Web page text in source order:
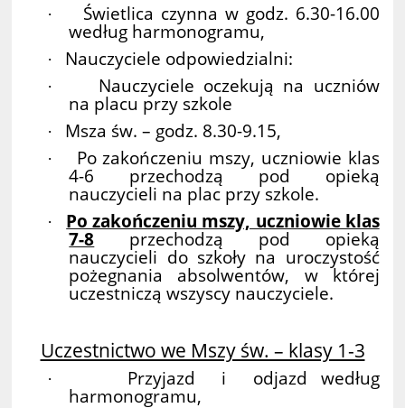
·
Świetlica czynna w godz. 6.30-16.00
według harmonogramu,
· Nauczyciele odpowiedzialni:
·
Nauczyciele oczekują na uczniów
na placu przy szkole
· Msza św. – godz. 8.30-9.15,
·
Po zakończeniu mszy, uczniowie klas
4-6 przechodzą pod opieką
nauczycieli na plac przy szkole.
·
Po zakończeniu mszy, uczniowie klas
7-8 przechodzą pod opieką
nauczycieli do szkoły na uroczystość
pożegnania absolwentów, w której
uczestniczą wszyscy nauczyciele.
Uczestnictwo we Mszy św. – klasy 1-3
·
Przyjazd i odjazd według
harmonogramu,